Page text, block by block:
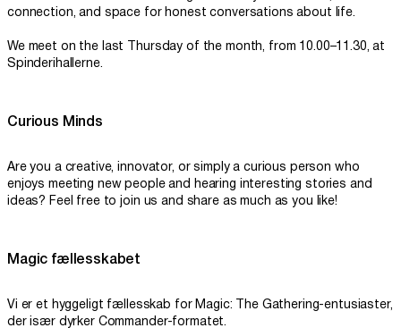
connection, and space for honest conversations about life.
We meet on the last Thursday of the month, from 10.00–11.30, at
Spinderihallerne.
Curious Minds
Are you a creative, innovator, or simply a curious person who
enjoys meeting new people and hearing interesting stories and
ideas? Feel free to join us and share as much as you like!
Magic fællesskabet
Vi er et hyggeligt fællesskab for Magic: The Gathering-entusiaster,
der især dyrker Commander-formatet.